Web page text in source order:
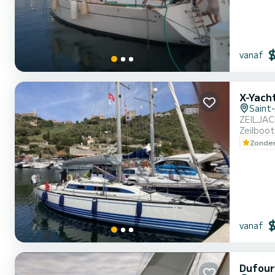
vanaf
X-
Zeilboot
vanaf